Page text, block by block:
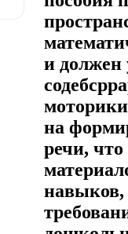
и должен
на
речи,
навыков,